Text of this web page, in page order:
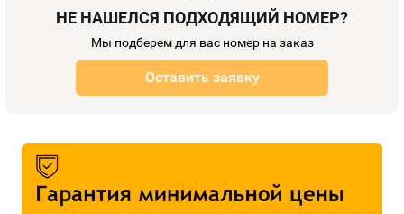
НЕ НАШЕЛСЯ ПОДХОДЯЩИЙ НОМЕР?
Мы подберем для вас номер на заказ
Оставить заявку